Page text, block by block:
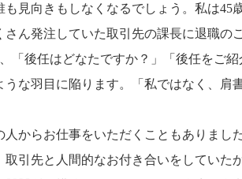
見向きもしなくなるでしょう。私は45
ん発注していた取引先の課長に退職の
「後任はどなたですか？」「後任をご紹
な羽目に陥ります。「私ではなく、肩
からお仕事をいただくこともありまし
引先と人間的なお付き合いをしていた